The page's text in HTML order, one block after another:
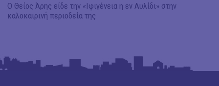
Ο Θείος Άρης είδε την «Ιφιγένεια η εν Αυλίδι» στην
καλοκαιρινή περιοδεία της